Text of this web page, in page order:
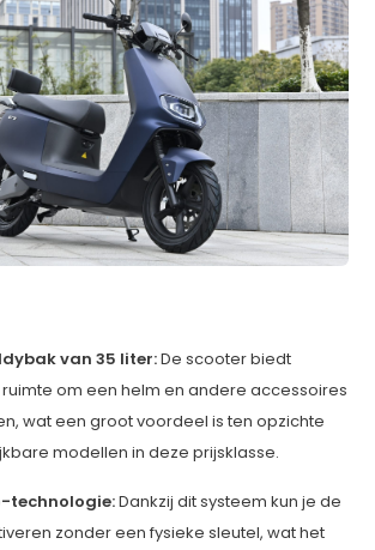
van 35 liter:De scooter biedt
om een helm en andere accessoires
wat een groot voordeel is ten opzichte
modellen in deze prijsklasse.
technologie:Dankzij dit systeem kun je de
zonder een fysieke sleutel, wat het